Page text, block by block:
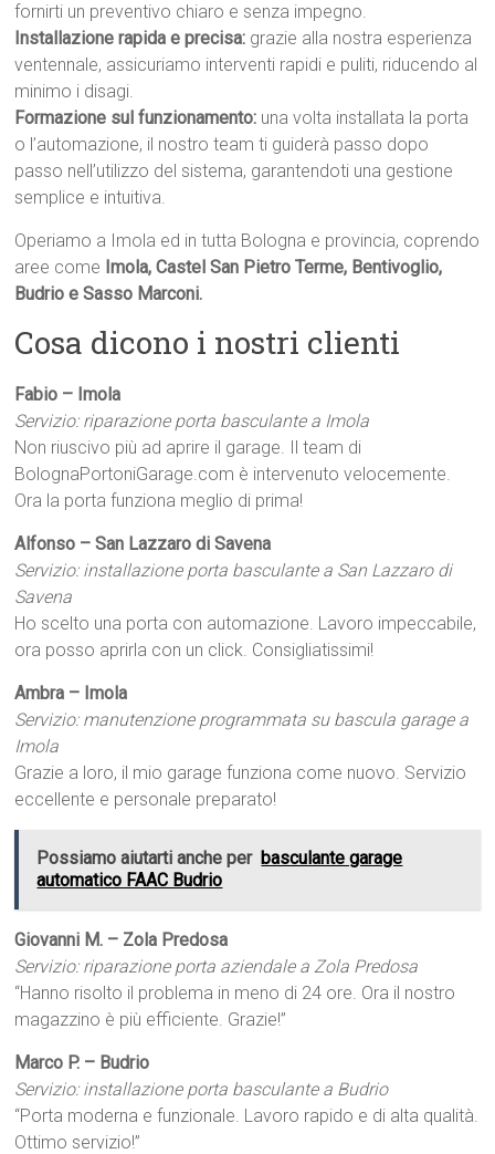
fornirti un preventivo chiaro e senza impegno.
Installazione rapida e precisa: grazie alla nostra esperienza
ventennale, assicuriamo interventi rapidi e puliti, riducendo al
minimo i disagi.
Formazione sul funzionamento: una volta installata la porta
o l’automazione, il nostro team ti guiderà passo dopo
passo nell’utilizzo del sistema, garantendoti una gestione
semplice e intuitiva.
Operiamo a Imola ed in tutta Bologna e provincia, coprendo
aree come Imola, Castel San Pietro Terme, Bentivoglio,
Budrio e Sasso Marconi.
Cosa dicono i nostri clienti
Fabio – Imola
Servizio: riparazione porta basculante a Imola
Non riuscivo più ad aprire il garage. Il team di
BolognaPortoniGarage.com è intervenuto velocemente.
Ora la porta funziona meglio di prima!
Alfonso – San Lazzaro di Savena
Servizio: installazione porta basculante a San Lazzaro di
Savena
Ho scelto una porta con automazione. Lavoro impeccabile,
ora posso aprirla con un click. Consigliatissimi!
Ambra – Imola
Servizio: manutenzione programmata su bascula garage a
Imola
Grazie a loro, il mio garage funziona come nuovo. Servizio
eccellente e personale preparato!
Possiamo aiutarti anche per basculante garage
automatico FAAC Budrio
Giovanni M. – Zola Predosa
Servizio: riparazione porta aziendale a Zola Predosa
“Hanno risolto il problema in meno di 24 ore. Ora il nostro
magazzino è più efficiente. Grazie!”
Marco P. – Budrio
Servizio: installazione porta basculante a Budrio
“Porta moderna e funzionale. Lavoro rapido e di alta qualità.
Ottimo servizio!”